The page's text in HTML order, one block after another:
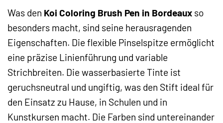
Was den Koi Coloring Brush Pen in Bordeaux so
besonders macht, sind seine herausragenden
Eigenschaften. Die flexible Pinselspitze ermöglicht
eine präzise Linienführung und variable
Strichbreiten. Die wasserbasierte Tinte ist
geruchsneutral und ungiftig, was den Stift ideal für
den Einsatz zu Hause, in Schulen und in
Kunstkursen macht. Die Farben sind untereinander